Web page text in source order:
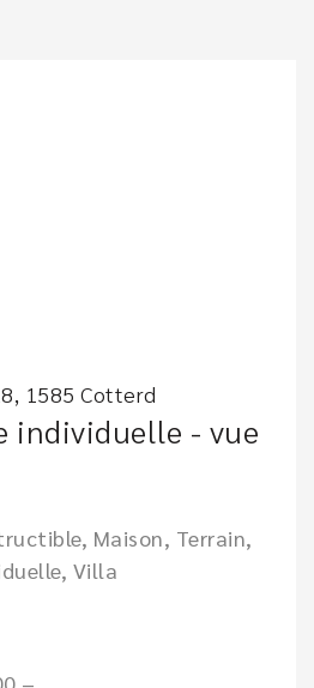
1585 Cotterd
individuelle - vue
Maison, Terrain,
Villa